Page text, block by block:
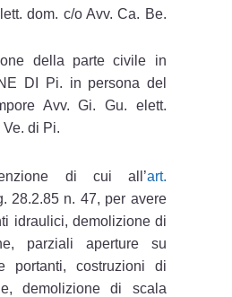
dom. c/o Avv. Ca. Be.
della parte civile in
DI Pi. in persona del
Avv. Gi. Gu. elett.
Ve. di Pi.
di cui all’art.
28.2.85 n. 47, per avere
idraulici, demolizione di
parziali aperture su
portanti, costruzioni di
demolizione di scala